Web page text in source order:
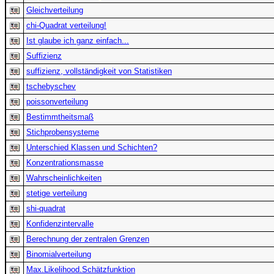
Gleichverteilung
chi-Quadrat verteilung!
Ist glaube ich ganz einfach...
Suffizienz
suffizienz, vollständigkeit von Statistiken
tschebyschev
poissonverteilung
Bestimmtheitsmaß
Stichprobensysteme
Unterschied Klassen und Schichten?
Konzentrationsmasse
Wahrscheinlichkeiten
stetige verteilung
shi-quadrat
Konfidenzintervalle
Berechnung der zentralen Grenzen
Binomialverteilung
Max.Likelihood.Schätzfunktion